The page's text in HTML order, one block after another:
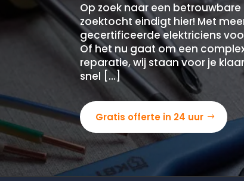
Op zoek naar een
zoektocht eindigt hier! Met
gecertificeerde elektriciens
Of het nu gaat om een
reparatie, wij staan voor je
snel […]
Gratis offerte in 24 uur